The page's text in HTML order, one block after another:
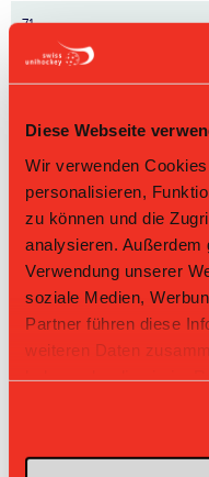
Diese Webseite
Wir verwenden
personalisieren,
zu können und die
analysieren. Außerdem
Verwendung unserer
soziale Medien,
Partner führen diese
weiteren Daten
71
24
23
83
22
14
55